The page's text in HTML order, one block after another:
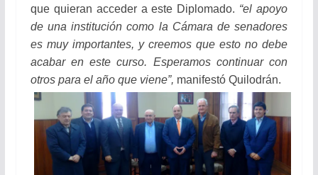
que quieran acceder a este Diplomado. “el apoyo
de una institución como la Cámara de senadores
es muy importantes, y creemos que esto no debe
acabar en este curso. Esperamos continuar con
otros para el año que viene”, manifestó Quilodrán.